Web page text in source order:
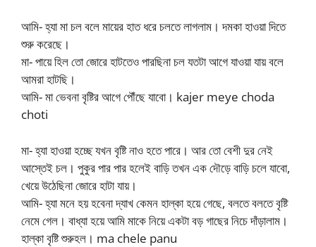
আমি- হ্যা মা চল বলে মায়ের হাত ধরে চলতে লাগলাম। দমকা হাওয়া দিতে
শুরু করেছে।
মা- পায়ে হিল তো জোরে হাটতেও পারছিনা চল যতটা আগে যাওয়া যায় বলে
আমরা হাটছি।
আমি- মা ভেবনা বৃষ্টির আগে পৌঁছে যাবো। kajer meye choda
choti
মা- হ্যা হাওয়া হচ্ছে যখন বৃষ্টি নাও হতে পারে। আর তো বেশী দুর নেই
আস্তেই চল। পুকুর পার পার হলেই বাড়ি তখন এক দৌড়ে বাড়ি চলে যাবো,
খেয়ে উঠেছিনা জোরে হাটা যায়।
আমি- হ্যা মনে হয় হবেনা দ্যাখ কেমন হাল্কা হয়ে গেছে, বলতে বলতে বৃষ্টি
নেমে গেল। বাধ্যা হয়ে আমি মাকে নিয়ে একটা বড় গাছের নিচে দাঁড়ালাম।
হাল্কা বৃষ্টি শুরুহল। ma chele panu